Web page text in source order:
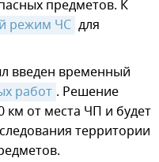
предметов. К
режим ЧС для
введен временный
работ . Решение
км от места ЧП и будет
территории